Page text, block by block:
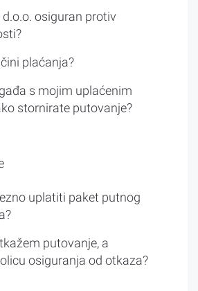
osiguran protiv
plaćanja?
s mojim uplaćenim
stornirate putovanje?
uplatiti paket putnog
putovanje, a
osiguranja od otkaza?